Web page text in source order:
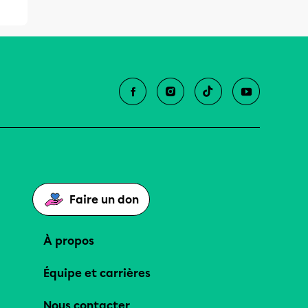
Faire un don
À propos
Équipe et carrières